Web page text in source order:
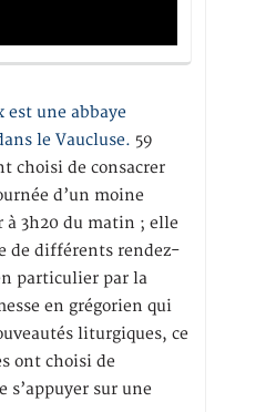
est une abbaye
le Vaucluse. 59
choisi de consacrer
d’un moine
à 3h20 du matin ; elle
de différents rendez-
particulier par la
en grégorien qui
liturgiques, ce
ont choisi de
s’appuyer sur une